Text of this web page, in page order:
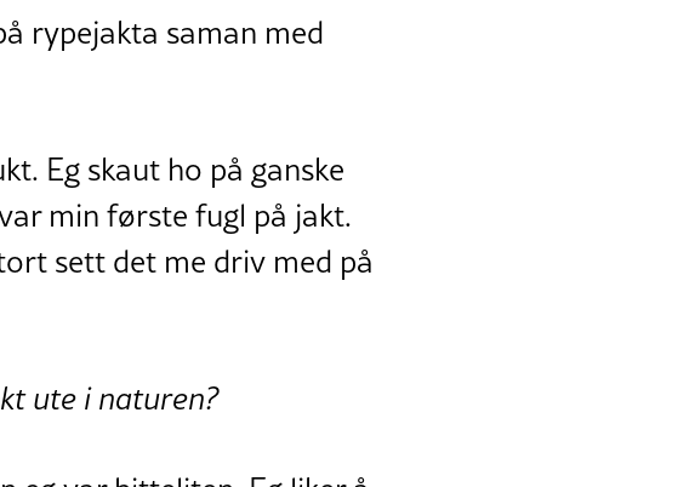
rypejakta saman med
Eg skaut ho på ganske
min første fugl på jakt.
sett det me driv med på
ute i naturen?